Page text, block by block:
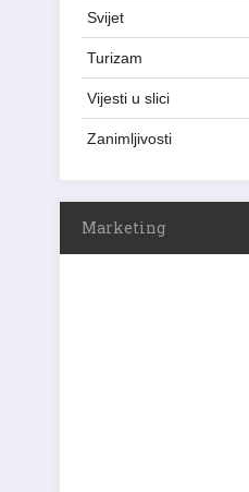
Svijet
Turizam
Vijesti u slici
Zanimljivosti
Marketing